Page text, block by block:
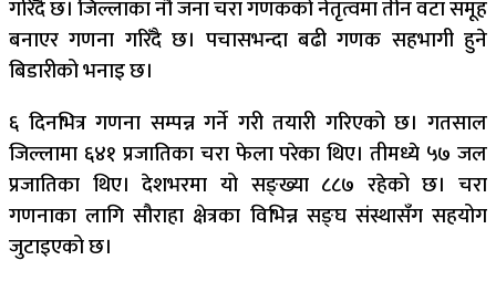
गरिँदै छ। जिल्लाका नौ जना चरा गणकको नेतृत्वमा तीन वटा समूह
बनाएर गणना गरिँदै छ। पचासभन्दा बढी गणक सहभागी हुने
बिडारीको भनाइ छ।
६ दिनभित्र गणना सम्पन्न गर्ने गरी तयारी गरिएको छ। गतसाल
जिल्लामा ६४१ प्रजातिका चरा फेला परेका थिए। तीमध्ये ५७ जल
प्रजातिका थिए। देशभरमा यो सङ्ख्या ८८७ रहेको छ। चरा
गणनाका लागि सौराहा क्षेत्रका विभिन्न सङ्घ संस्थासँग सहयोग
जुटाइएको छ।